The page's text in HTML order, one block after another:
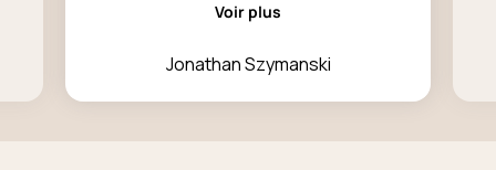
Voir plus
Jonathan Szymanski